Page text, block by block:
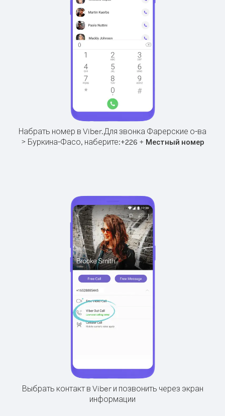
Набрать номер в Viber.Для звонка Фарерские о-ва
> Буркина-Фасо, наберите:+226 + Местный номер
Выбрать контакт в Viber и позвонить через экран
информации